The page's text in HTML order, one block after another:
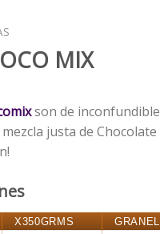
MIX
son de inconfundible
justa de Chocolate
X350GRMS GRANEL